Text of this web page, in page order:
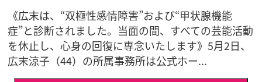
《広末は、“双極性感情障害”および“甲状腺機能
症”と診断されました。当面の間、すべての芸能活動
を休止し、心身の回復に専念いたします》5月2日、
広末涼子（44）の所属事務所は公式ホー...